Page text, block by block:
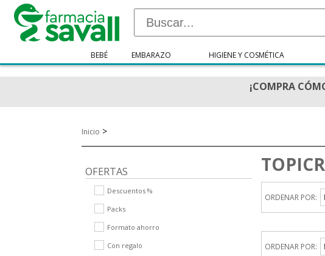
BEBÉ EMBARAZO HIGIENE Y COSMÉTICA
¡COMPRA
Inicio >
OFERTAS
Descuentos %
Packs
Formato ahorro
Con regalo
ORDENAR POR:
ORDENAR POR: